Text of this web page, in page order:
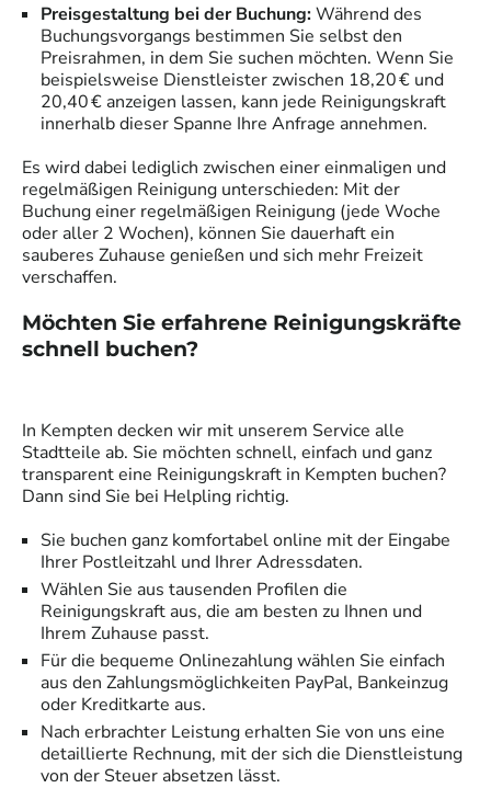
Preisgestaltung bei der Buchung:Während des
Buchungsvorgangs bestimmen Sie selbst den
Preisrahmen, in dem Sie suchen möchten. Wenn Sie
beispielsweise Dienstleister zwischen 18,20 € und
20,40 € anzeigen lassen, kann jede Reinigungskraft
innerhalb dieser Spanne Ihre Anfrage annehmen.
Es wird dabei lediglich zwischen einer einmaligen und
regelmäßigen Reinigung unterschieden: Mit der
Buchung einer regelmäßigen Reinigung (jede Woche
oder aller 2 Wochen), können Sie dauerhaft ein
sauberes Zuhause genießen und sich mehr Freizeit
verschaffen.
Möchten Sie erfahrene Reinigungskräfte
schnell buchen?
In Kempten decken wir mit unserem Service alle
Stadtteile ab. Sie möchten schnell, einfach und ganz
transparent eine Reinigungskraft in Kempten buchen?
Dann sind Sie bei Helpling richtig.
Sie buchen ganz komfortabel online mit der Eingabe
Ihrer Postleitzahl und Ihrer Adressdaten.
Wählen Sie aus tausenden Profilen die
Reinigungskraft aus, die am besten zu Ihnen und
Ihrem Zuhause passt.
Für die bequeme Onlinezahlung wählen Sie einfach
aus den Zahlungsmöglichkeiten PayPal, Bankeinzug
oder Kreditkarte aus.
Nach erbrachter Leistung erhalten Sie von uns eine
detaillierte Rechnung, mit der sich die Dienstleistung
von der Steuer absetzen lässt.